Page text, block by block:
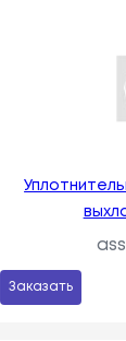
Заказать